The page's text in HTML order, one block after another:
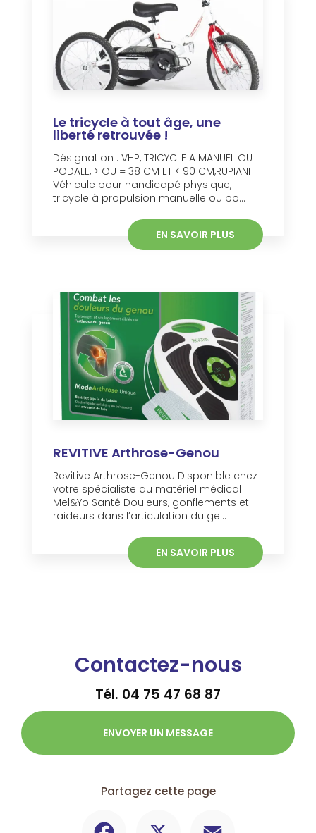
Le tricycle à tout âge, une
liberté retrouvée !
Désignation : VHP, TRICYCLE A MANUEL OU
PODALE, > OU = 38 CM ET < 90 CM,RUPIANI
Véhicule pour handicapé physique,
tricycle à propulsion manuelle ou po...
EN SAVOIR PLUS
REVITIVE Arthrose-Genou
Revitive Arthrose-Genou Disponible chez
votre spécialiste du matériel médical
Mel&Yo Santé Douleurs, gonflements et
raideurs dans l’articulation du ge...
EN SAVOIR PLUS
Contactez-nous
Tél. 04 75 47 68 87
ENVOYER UN MESSAGE
Partagez cette page